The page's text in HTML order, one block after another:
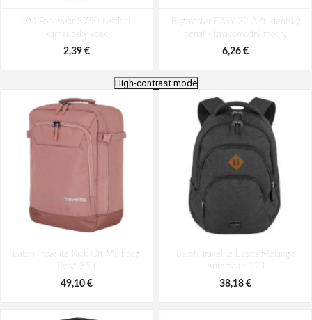
VM Footwear 3750 Leštiaci
karnaubský vosk
2,39 €
Bagmaster EASY 22 A študentský
penál - tmavomodrý modrý
6,26 €
AM-580-05 modrá 22 L
98,49 €
AM-581-05 modrá 19 L
94,29 €
High-contrast mode
Batoh Travelite Kick Off Multibag
Rosé 35 l
49,10 €
Batoh Travelite Basics Melange
Anthracite 22 l
38,18 €